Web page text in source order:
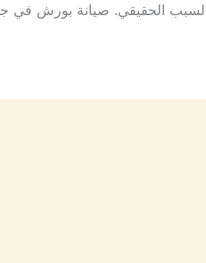
السبب الحقيقي. صيانة بورش